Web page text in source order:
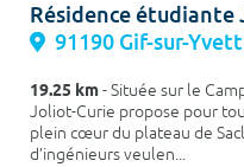
Résidence étudiante
91190 Gif-sur-
19.25 km- Située sur le
Joliot-Curie propose pour
plein cœur du plateau de
d’ingénieurs veulen...